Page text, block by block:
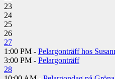
23
24
25
26
27
1:00 PM - Pelargonträff hos
3:00 PM - Pelargonträff
28